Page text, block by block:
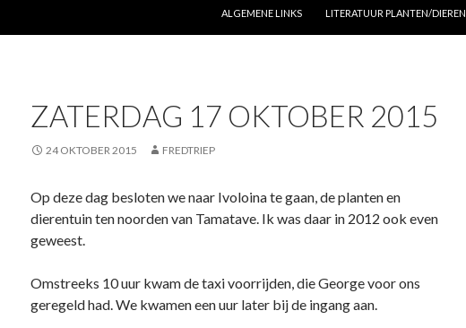
ALGEMENE LINKS
LITERATUUR PLANTEN/DIEREN
ZATERDAG 17 OKTOBER 2015
24 OKTOBER 2015 FREDTRIEP
Op deze dag besloten we naar Ivoloina te gaan, de planten en
dierentuin ten noorden van Tamatave. Ik was daar in 2012 ook even
geweest.
Omstreeks 10 uur kwam de taxi voorrijden, die George voor ons
geregeld had. We kwamen een uur later bij de ingang aan.